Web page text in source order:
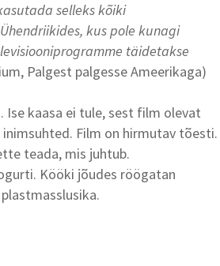
selleks kõiki
kus pole kunagi
täidetakse
Palgest palgesse Ameerikaga)
Ise kaasa ei tule, sest film olevat
Film on hirmutav tõesti.
teada, mis juhtub.
Kööki jõudes röögatan